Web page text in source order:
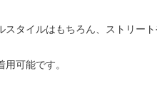
スタイルはもちろん、ストリー
可能です。